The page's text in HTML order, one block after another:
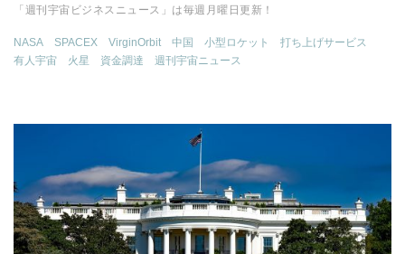
「週刊宇宙ビジネスニュース」は毎週月曜日更新！
NASA SPACEX VirginOrbit 中国 小型ロケット
打ち上げサービス
有人宇宙
火星 資金調達 週刊宇宙ニュース